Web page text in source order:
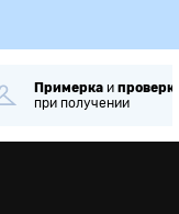
Примерка и
при получении